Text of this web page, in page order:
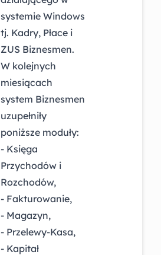
systemie Windows
tj. Kadry, Płace i
ZUS Biznesmen.
W kolejnych
miesiącach
system Biznesmen
uzupełniły
poniższe moduły:
- Księga
Przychodów i
Rozchodów,
- Fakturowanie,
- Magazyn,
- Przelewy-Kasa,
- Kapitał